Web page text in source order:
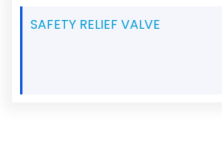
SAFETY RELIEF VALVE